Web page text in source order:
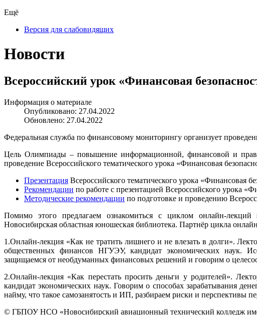
Ещё
Версия для слабовидящих
Новости
Всероссийский урок «Финансовая
Информация о материале
Опубликовано: 27.04.2022
Обновлено: 27.04.2022
Федеральная служба по финансовому мониторингу организует
Цель Олимпиады – повышение информационной, финансовой и
проведение Всероссийского тематического урока «Финансовая
Презентация Всероссийского тематического урока «Финансовая
Рекомендации по работе с презентацией Всероссийского урока
Методические рекомендации по подготовке и проведению
Помимо этого предлагаем ознакомиться с циклом онлайн-
Новосибирская областная юношеская библиотека. Партнёр цикла
1.Онлайн-лекция «Как не тратить лишнего и не влезать в долги».
общественных финансов НГУЭУ, кандидат экономических наук.
защищаемся от необдуманных финансовых решений и говорим о
2.Онлайн-лекция «Как перестать просить деньги у родителей».
кандидат экономических наук. Говорим о способах зарабатывания
найму, что такое самозанятость и ИП, разбираем риски и перспективы
© ГБПОУ НСО «Новосибирский авиационный технический колледж